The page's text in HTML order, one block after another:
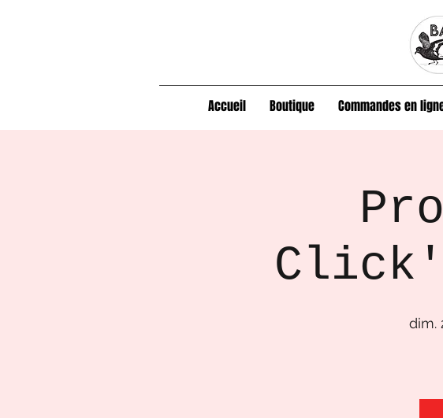
Accueil Boutique Commandes en
dim.